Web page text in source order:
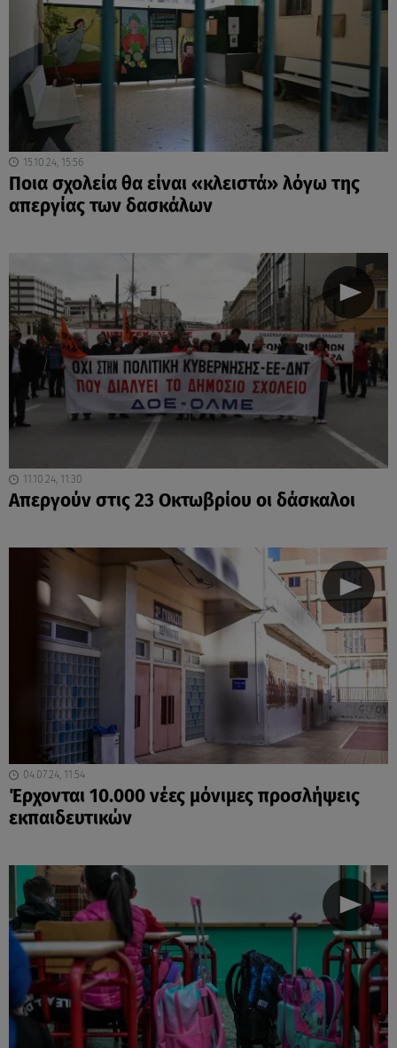
15.10.24, 15:56
Ποια σχολεία θα είναι «κλειστά» λόγω της
απεργίας των δασκάλων
11.10.24, 11:30
Απεργούν στις 23 Οκτωβρίου οι δάσκαλοι
04.07.24, 11:54
Έρχονται 10.000 νέες μόνιμες προσλήψεις
εκπαιδευτικών